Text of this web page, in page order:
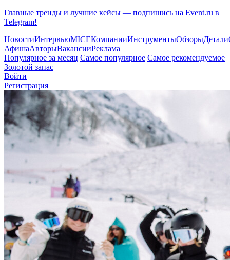
Главные тренды и лучшие кейсы — подпишись на Event.ru в
Telegram!
НовостиИнтервьюMICEКомпанииИнструментыОбзорыДетали
АфишаАвторыВакансииРеклама
Популярное за месяц Самое популярное Самое рекомендуемое
Золотой запас
Войти
Регистрация